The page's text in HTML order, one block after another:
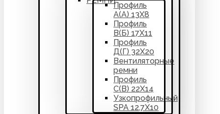
Профиль
А(А) 13Х8
Профиль
В(Б) 17Х11
Профиль
Д(Г) 32Х20
Вентиляторные
ремни
Профиль
С(В) 22Х14
Узкопрофильный
SPA 12,7Х10